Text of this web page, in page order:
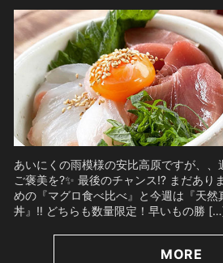
あいにくの雨模様の安比高原ですが、
ご褒美を?✨ 最後のチャンス⁉️ まだあり
めの『マグロ食べ比べ』と今週は『天然
丼』‼️ どちらも数量限定！早いもの勝
MORE